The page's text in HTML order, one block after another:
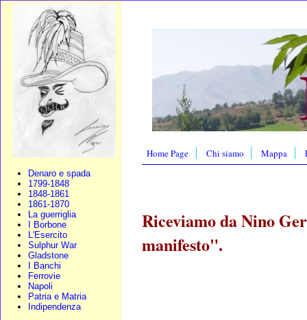
Denaro e spada
1799-1848
1848-1861
1861-1870
La guerriglia
I Borbone
L'Esercito
Sulphur War
Gladstone
I Banchi
Ferrovie
Napoli
Patria e Matria
Indipendenza
Home Page Chi siamo Mappa
Riceviamo da Nino
manifesto".